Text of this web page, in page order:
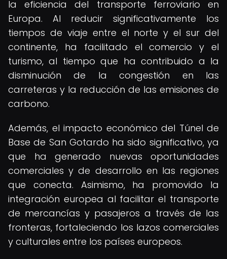
la eficiencia del transporte ferroviario en
Europa. Al reducir significativamente los
tiempos de viaje entre el norte y el sur del
continente, ha facilitado el comercio y el
turismo, al tiempo que ha contribuido a la
disminución de la congestión en las
carreteras y la reducción de las emisiones de
carbono.
Además, el impacto económico del Túnel de
Base de San Gotardo ha sido significativo, ya
que ha generado nuevas oportunidades
comerciales y de desarrollo en las regiones
que conecta. Asimismo, ha promovido la
integración europea al facilitar el transporte
de mercancías y pasajeros a través de las
fronteras, fortaleciendo los lazos comerciales
y culturales entre los países europeos.